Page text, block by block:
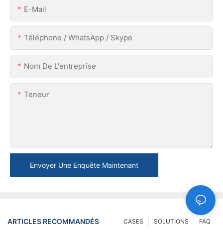
E-Mail
Téléphone / WhatsApp / Skype
Nom De L'entreprise
Teneur
Envoyer Une Enquête Maintenant
ARTICLES RECOMMANDÉS FAQ
SOLUTIONS
CASES